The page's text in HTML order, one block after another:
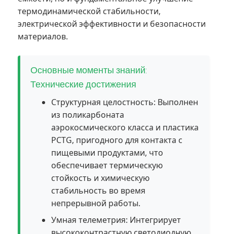
термодинамической стабильности,
электрической эффективности и безопасности
материалов.
Основные моменты знаний:
Технические достижения
Структурная целостность: Выполнен
из поликарбоната
аэрокосмического класса и пластика
PCTG, пригодного для контакта с
пищевыми продуктами, что
обеспечивает термическую
стойкость и химическую
стабильность во время
непрерывной работы.
Умная телеметрия: Интегрирует